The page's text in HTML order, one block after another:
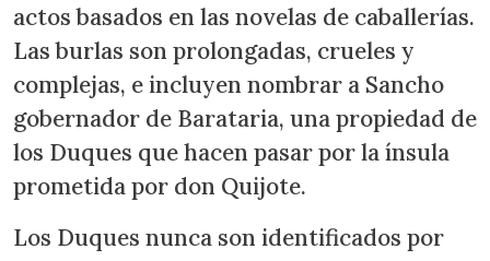
actos basados en las novelas de caballerías.
Las burlas son prolongadas, crueles y
complejas, e incluyen nombrar a Sancho
gobernador de Barataria, una propiedad de
los Duques que hacen pasar por la ínsula
prometida por don Quijote.
Los Duques nunca son identificados por